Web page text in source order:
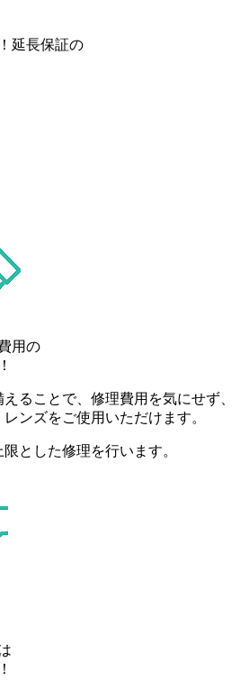
延長保証の
用の
ることで、修理費用を気にせず、
ンズをご使用いただけます。
とした修理を行います。